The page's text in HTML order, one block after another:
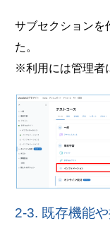
サブセクションを
た。
※利用には管理者
2-3. 既存機能